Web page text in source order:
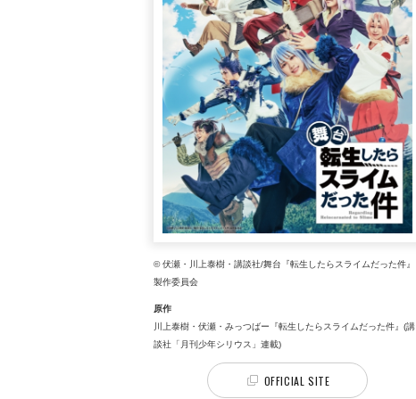
© 伏瀬・川上泰樹・講談社/舞台『転生したらスライムだった件』
製作委員会
原作
川上泰樹・伏瀬・みっつばー『転生したらスライムだった件』(講
談社「月刊少年シリウス」連載)
OFFICIAL SITE